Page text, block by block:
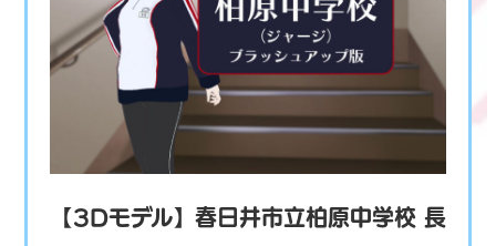
【3Dモデル】春日井市立柏原中学校 長